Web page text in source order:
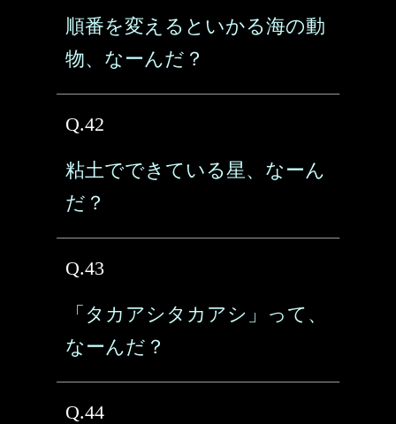
順番を変えるといかる海の動
物、なーんだ？
Q.42
粘土でできている星、なーん
だ？
Q.43
「タカアシタカアシ」って、
なーんだ？
Q.44